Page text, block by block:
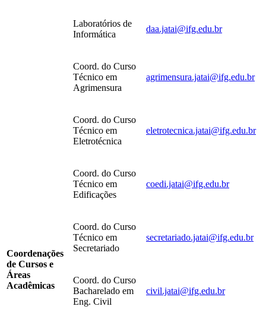
Laboratórios de
Informática
daa.jatai@ifg.edu.br
Coordenações
de Cursos e
Áreas
Acadêmicas
Coord. do Curso
Técnico em
Agrimensura
agrimensura.jatai@ifg.edu.br
Coord. do Curso
Técnico em
Eletrotécnica
eletrotecnica.jatai@ifg.edu.br
Coord. do Curso
Técnico em
Edificações
coedi.jatai@ifg.edu.br
Coord. do Curso
Técnico em
Secretariado
secretariado.jatai@ifg.edu.br
Coord. do Curso
Bacharelado em
Eng. Civil
civil.jatai@ifg.edu.br